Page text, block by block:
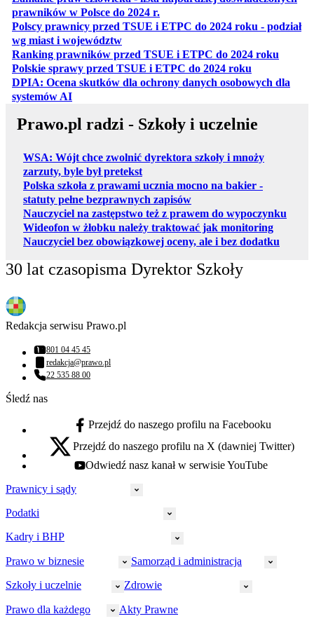
prawników w Polsce do 2024 r.
Polscy prawnicy przed TSUE i ETPC do 2024 roku - podział
wg miast i województwotwiera się w nowej karcie
Ranking prawników przed TSUE i ETPC do 2024 roku
Polskie sprawy przed TSUE i ETPC do 2024 roku
DPIA: Ocena skutków dla ochrony danych osobowych dla
systemów AIotwiera się w nowej karcie
Prawo.pl radzi - Szkoły i uczelnie
WSA: Wójt chce zwolnić dyrektora szkoły i mnoży
zarzuty, byle był pretekst
Polska szkoła z prawami ucznia mocno na bakier -
statuty pełne bezprawnych zapisów
Nauczyciel na zastępstwo też z prawem do wypoczynku
Wideofon w żłobku należy traktować jak monitoring
Nauczyciel bez obowiązkowej oceny, ale i bez dodatku
30 lat czasopisma Dyrektor Szkoły
Redakcja serwisu Prawo.pl
Numer telefonu:
801 04 45 45
Adres email:
redakcja@prawo.pl
Numer telefonu:
22 535 88 00
Śledź nas
facebook - otwiera się w nowej karcie
Przejdź do naszego profilu na Facebooku
x - otwiera się w nowej karcie
Przejdź do naszego profilu na X (dawniej Twitter)
youtube - otwiera się w nowej karcie
Odwiedź nasz kanał w serwisie YouTube
Prawnicy i sądy
Prawnicy
Policja
Strefa aplikanta
Sędziowie
Podatki
CIT
Akcyza
Rachunkowość
Kadry i BHP
HR
Ubezpieczenia społeczne
Prawo w biznesie
Małe i średnie firmy
Samorząd i administracja
Bezpieczeństwo publiczne
Szkoły i uczelnie Zdrowie
Prawo dla każdego Akty Prawne